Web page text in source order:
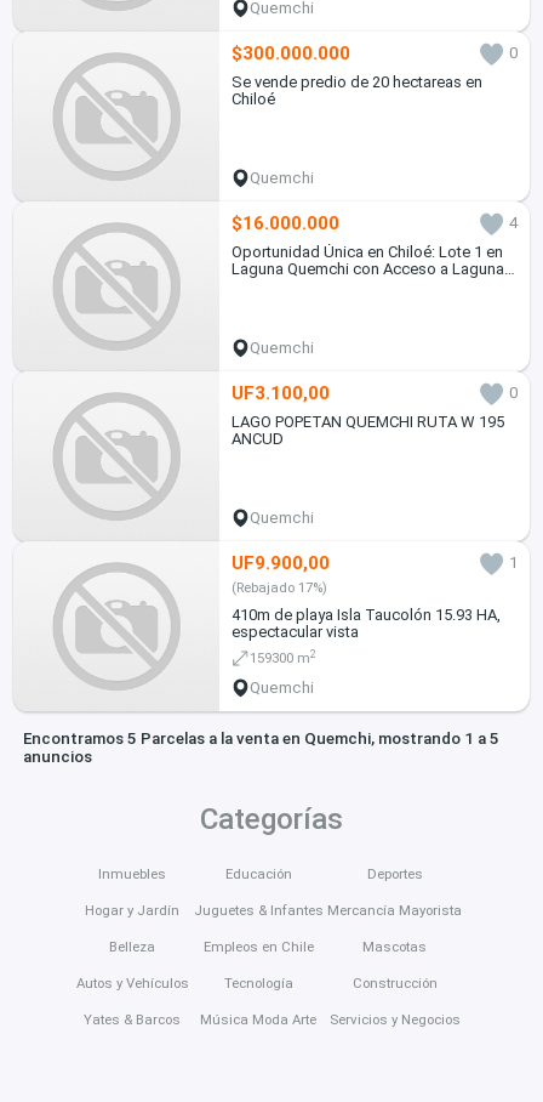
Quemchi
$300.000.000
0
Se vende predio de 20 hectareas en
Chiloé
Quemchi
$16.000.000
4
Oportunidad Única en Chiloé: Lote 1 en
Laguna Quemchi con Acceso a Laguna
Quemchi
UF3.100,00
0
LAGO POPETAN QUEMCHI RUTA W 195
ANCUD
Quemchi
UF9.900,00 1
(Rebajado 17%)
410m de playa Isla Taucolón 15.93 HA,
espectacular vista
159300 m2
Quemchi
Encontramos 5 Parcelas a la venta en Quemchi, mostrando 1 a 5
anuncios
Categorías
Inmuebles
Hogar y Jardín
Belleza
Autos y Vehículos
Yates & Barcos
Educación
Juguetes & Infantes
Empleos en Chile
Tecnología
Música Moda Arte
Deportes
Mercancía Mayorista
Mascotas
Construcción
Servicios y Negocios